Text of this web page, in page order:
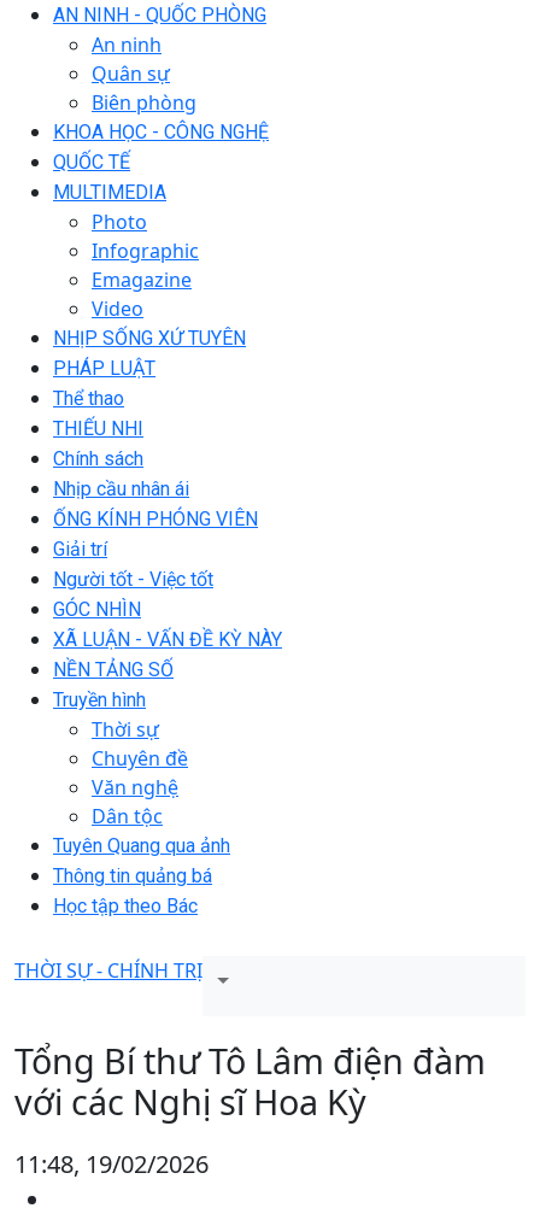
AN NINH - QUỐC PHÒNG
An ninh
Quân sự
Biên phòng
KHOA HỌC - CÔNG NGHỆ
QUỐC TẾ
MULTIMEDIA
Photo
Infographic
Emagazine
Video
NHỊP SỐNG XỨ TUYÊN
PHÁP LUẬT
Thể thao
THIẾU NHI
Chính sách
Nhịp cầu nhân ái
ỐNG KÍNH PHÓNG VIÊN
Giải trí
Người tốt - Việc tốt
GÓC NHÌN
XÃ LUẬN - VẤN ĐỀ KỲ NÀY
NỀN TẢNG SỐ
Truyền hình
Thời sự
Chuyên đề
Văn nghệ
Dân tộc
Tuyên Quang qua ảnh
Thông tin quảng bá
Học tập theo Bác
THỜI SỰ - CHÍNH TRỊ
Tổng Bí thư Tô Lâm điện đàm
với các Nghị sĩ Hoa Kỳ
11:48, 19/02/2026